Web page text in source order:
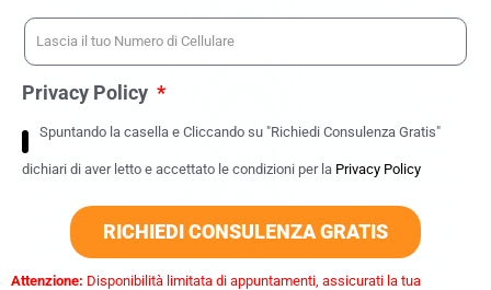
Privacy Policy
Spuntando la casella e Cliccando su "Richiedi Consulenza Gratis"
dichiari di aver letto e accettato le condizioni per la Privacy Policy
RICHIEDI CONSULENZA GRATIS
Attenzione: Disponibilità limitata di appuntamenti, assicurati la tua